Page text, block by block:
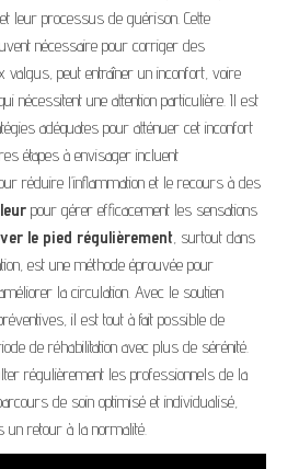
leur processus de guérison. Cette
nécessaire pour corriger des
valgus, peut entraîner un inconfort, voire
nécessitent une attention particulière. Il est
adéquates pour atténuer cet inconfort
étapes à envisager incluent
réduire l’inflammation et le recours à des
pour gérer efficacement les sensations
le pied régulièrement, surtout dans
est une méthode éprouvée pour
la circulation. Avec le soutien
il est tout à fait possible de
de réhabilitation avec plus de sérénité.
régulièrement les professionnels de la
de soin optimisé et individualisé,
un retour à la normalité.